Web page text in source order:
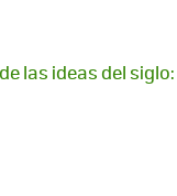
las ideas del